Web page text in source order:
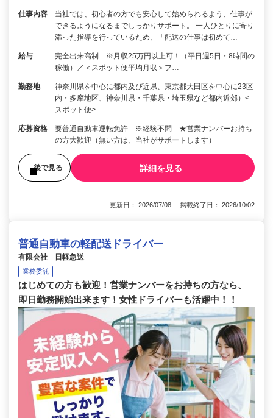
仕事内容
当社では、初心者の方でも安心して始められるよう、仕事が
できるようになるまでしっかりサポート。 一人ひとりに寄り
添った指導を行っているため、「配送の仕事は初めて…
給与
完全出来高制 ※月収25万円以上可！（平日週5日・8時間の
稼働）／＜スポット便平均月収＞フ…
勤務地
神奈川県を中心に都内及び近県、東京都大田区を中心に23区
内・多摩地区、神奈川県・千葉県・埼玉県など都内近郊）<
スポット便>
応募資格
要普通自動車運転免許 ※経験不問 ★営業ナンバーお持ち
の方大歓迎（無い方は、当社がサポートします）
後で見る 詳細を見る
更新日： 2026/07/08 掲載終了日： 2026/10/02
普通自動車の軽配送ドライバー
有限会社 日軽急送
業務委託
はじめての方も歓迎！営業ナンバーをお持ちの方なら、
即日勤務開始出来ます！女性ドライバーも活躍中！！